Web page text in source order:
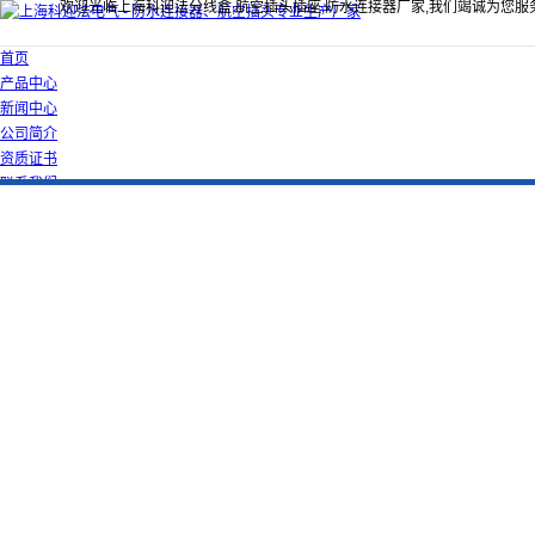
欢迎光临上海科迎法分线盒,航空插头插座,防水连接器厂家,我们竭诚为您服
首页
产品中心
新闻中心
公司简介
资质证书
联系我们